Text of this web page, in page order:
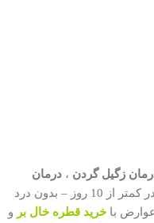
زگیل گردن ، درمان
، درمان دانه چربی در کمتر از 10 روز – بدون درد
با خرید قطره خال بر و